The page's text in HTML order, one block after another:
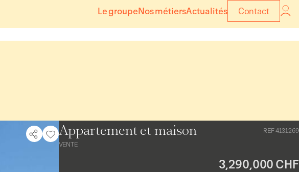
Le groupeNos métiersActualités Contact
Appartement et maison
VENTE
REF 4131269
3,290,000 CHF